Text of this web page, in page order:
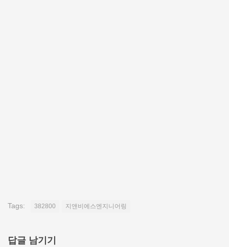
Tags: 382800 지앤비에스엔지니어링
답글 남기기